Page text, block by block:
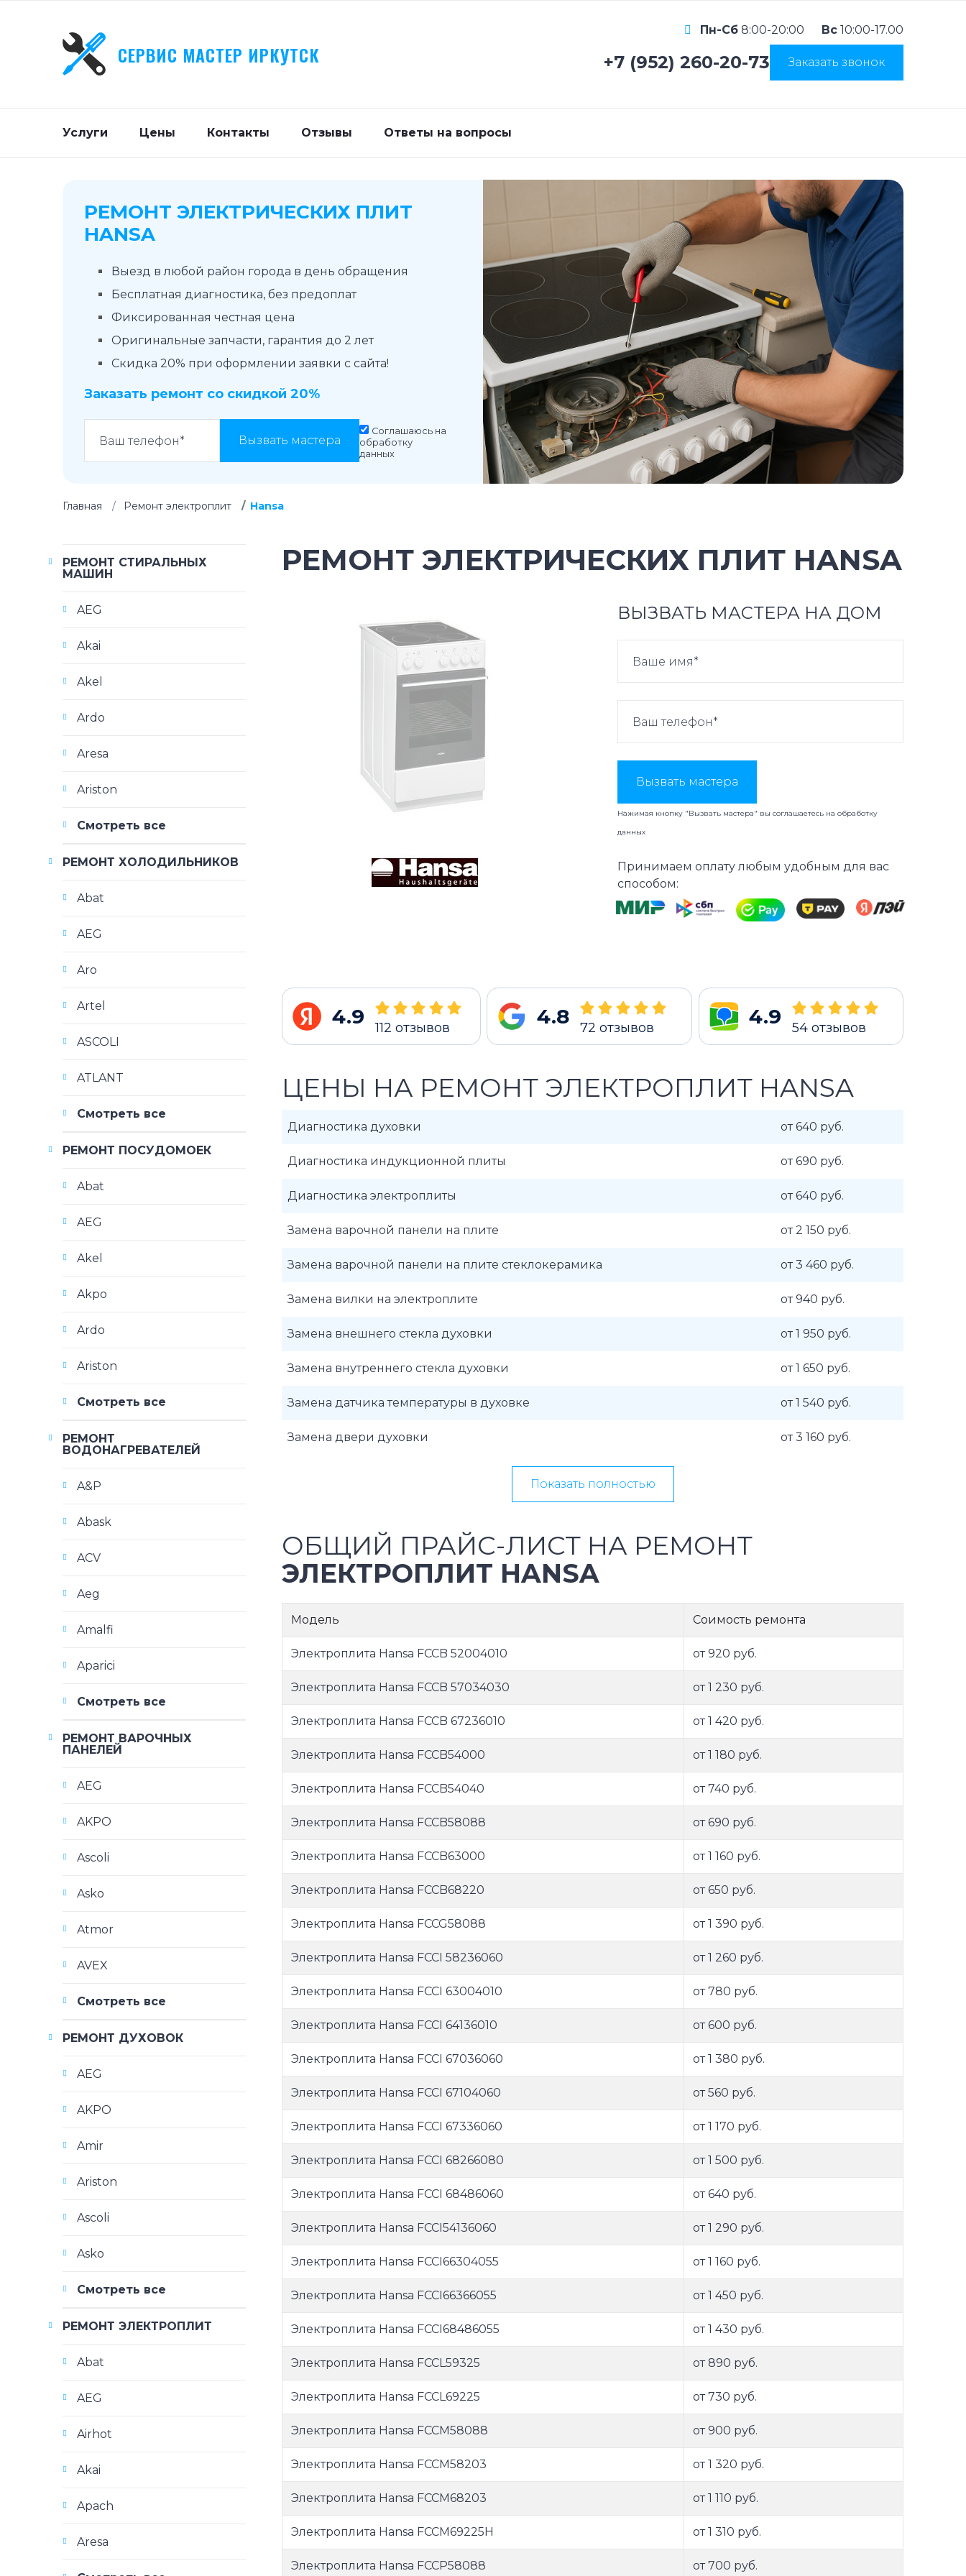
СЕРВИС МАСТЕР ИРКУТСК
Пн-Сб 8:00-20:00 Вс 10:00-17.00
+7 (952) 260-20-73 Заказать звонок
Услуги Цены Контакты Отзывы Ответы на вопросы
РЕМОНТ ЭЛЕКТРИЧЕСКИХ ПЛИТ
HANSA
Выезд в любой район города в день обращения
Бесплатная диагностика, без предоплат
Фиксированная честная цена
Оригинальные запчасти, гарантия до 2 лет
Скидка 20% при оформлении заявки с сайта!
Заказать ремонт со скидкой 20%
Вызвать мастера
Соглашаюсь на
обработку
данных
Главная Ремонт электроплит Hansa
РЕМОНТ ЭЛЕКТРИЧЕСКИХ ПЛИТ HANSA
ВЫЗВАТЬ МАСТЕРА НА ДОМ
Вызвать мастера
Нажимая кнопку "Вызвать мастера" вы соглашаетесь наобработку
данных
Принимаем оплату любым удобным для вас
способом:
4.9 112 отзывов 4.8 72 отзывов 4.9 54отзывов
ЦЕНЫ НА РЕМОНТ ЭЛЕКТРОПЛИТ HANSA
Диагностика духовки от 640 руб.
Диагностика индукционной плиты от 690 руб.
Диагностика электроплиты от 640 руб.
Замена варочной панели на плите от 2 150 руб.
Замена варочной панели на плите стеклокерамика от 3 460 руб.
Замена вилки на электроплите от 940 руб.
Замена внешнего стекла духовки от 1 950 руб.
Замена внутреннего стекла духовки от 1 650 руб.
Замена датчика температуры в духовке от 1 540 руб.
Замена двери духовки от 3 160 руб.
Показать полностью
ОБЩИЙ ПРАЙС-ЛИСТ НА РЕМОНТ
ЭЛЕКТРОПЛИТ HANSA
Модель Соимость ремонта
Электроплита Hansa FCCB 52004010 от 920 руб.
Электроплита Hansa FCCB 57034030 от 1 230 руб.
Электроплита Hansa FCCB 67236010 от 1 420 руб.
Электроплита Hansa FCCB54000 от 1 180 руб.
Электроплита Hansa FCCB54040 от 740 руб.
Электроплита Hansa FCCB58088 от 690 руб.
Электроплита Hansa FCCB63000 от 1 160 руб.
Электроплита Hansa FCCB68220 от 650 руб.
Электроплита Hansa FCCG58088 от 1 390 руб.
Электроплита Hansa FCCI 58236060 от 1 260 руб.
Электроплита Hansa FCCI 63004010 от 780 руб.
Электроплита Hansa FCCI 64136010 от 600 руб.
Электроплита Hansa FCCI 67036060 от 1 380 руб.
Электроплита Hansa FCCI 67104060 от 560 руб.
Электроплита Hansa FCCI 67336060 от 1 170 руб.
Электроплита Hansa FCCI 68266080 от 1 500 руб.
Электроплита Hansa FCCI 68486060 от 640 руб.
Электроплита Hansa FCCI54136060 от 1 290 руб.
Электроплита Hansa FCCI66304055 от 1 160 руб.
Электроплита Hansa FCCI66366055 от 1 450 руб.
Электроплита Hansa FCCI68486055 от 1 430 руб.
Электроплита Hansa FCCL59325 от 890 руб.
Электроплита Hansa FCCL69225 от 730 руб.
Электроплита Hansa FCCM58088 от 900 руб.
Электроплита Hansa FCCM58203 от 1 320 руб.
Электроплита Hansa FCCM68203 от 1 110 руб.
Электроплита Hansa FCCM69225H от 1 310 руб.
Электроплита Hansa FCCP58088 от 700 руб.
РЕМОНТ СТИРАЛЬНЫХ
МАШИН
AEG
Akai
Akel
Ardo
Aresa
Ariston
Смотреть все
РЕМОНТ ХОЛОДИЛЬНИКОВ
Abat
AEG
Aro
Artel
ASCOLI
ATLANT
Смотреть все
РЕМОНТ ПОСУДОМОЕК
Abat
AEG
Akel
Akpo
Ardo
Ariston
Смотреть все
РЕМОНТ
ВОДОНАГРЕВАТЕЛЕЙ
A&P
Abask
ACV
Aeg
Amalfi
Aparici
Смотреть все
РЕМОНТ ВАРОЧНЫХ
ПАНЕЛЕЙ
AEG
AKPO
Ascoli
Asko
Atmor
AVEX
Смотреть все
РЕМОНТ ДУХОВОК
AEG
AKPO
Amir
Ariston
Ascoli
Asko
Смотреть все
РЕМОНТ ЭЛЕКТРОПЛИТ
Abat
AEG
Airhot
Akai
Apach
Aresa